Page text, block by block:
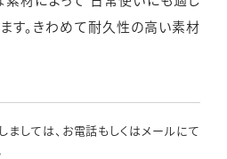
す。きわめて耐久性の高い素材
しては、お電話もしくはメールにて